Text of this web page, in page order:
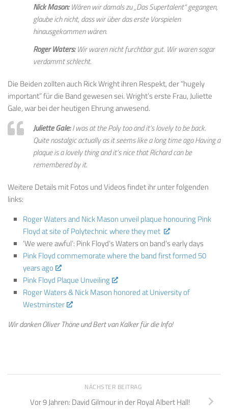
Nick Mason:Wären wir damals zu „Das Supertalent“ gegangen,
glaube ich nicht, dass wir über das erste Vorspielen
hinausgekommen wären.
Roger Waters:Wir waren nicht furchtbar gut. Wir waren sogar
verdammt schlecht.
Die Beiden zollten auch Rick Wright ihren Respekt, der “hugely
important” für die Band gewesen sei. Wright’s erste Frau, Juliette
Gale, war bei der heutigen Ehrung anwesend.
Juliette Gale:I was at the Poly too and it’s lovely to be back.
Quite nostalgic actually as it seems like a long time ago Having a
plaque is a lovely thing and it’s nice that Richard can be
remembered by it.
Weitere Details mit Fotos und Videos findet ihr unter folgenden
links:
Roger Waters and Nick Mason unveil plaque honouring Pink
Floyd at site of Polytechnic where they met
‘We were awful’: Pink Floyd’s Waters on band’s early days
Pink Floyd commemorate where the band first formed 50
years ago
Pink Floyd Plaque Unveiling
Roger Waters & Nick Mason honored at University of
Westminster
Wir danken Oliver Thöne und Bert van Kalker für die Info!
NÄCHSTER BEITRAG
Vor 9 Jahren: David Gilmour in der Royal Albert Hall!